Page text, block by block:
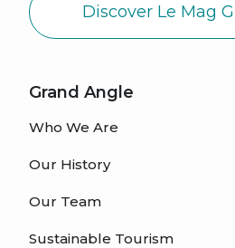
Discover Le Mag
Grand Angle
Who We Are
Our History
Our Team
Sustainable Tourism